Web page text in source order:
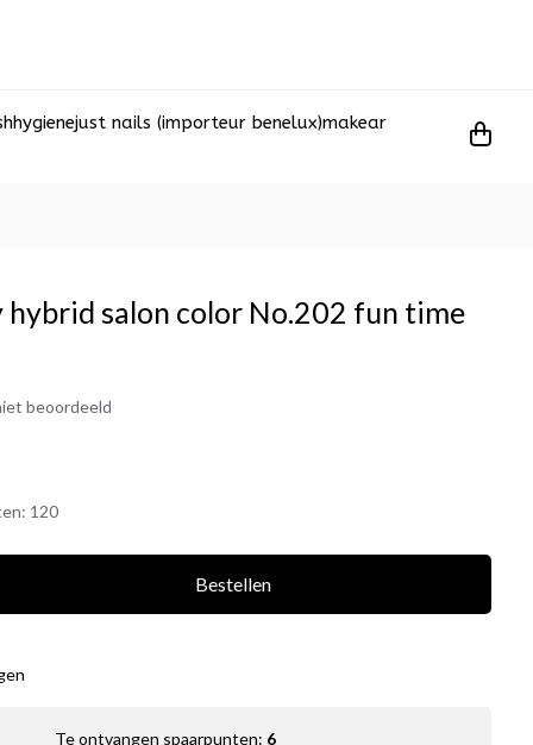
hygienejust nails (importeur benelux)makear
hybrid salon color No.202 fun time
beoordeeld
120
Bestellen
Te ontvangen spaarpunten: 6